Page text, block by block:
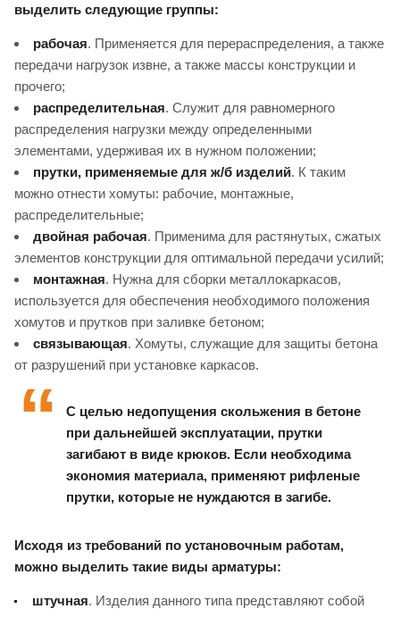
выделить следующие группы:
рабочая. Применяется для перераспределения, а также
передачи нагрузок извне, а также массы конструкции и
прочего;
распределительная. Служит для равномерного
распределения нагрузки между определенными
элементами, удерживая их в нужном положении;
прутки, применяемые для ж/б изделий. К таким
можно отнести хомуты: рабочие, монтажные,
распределительные;
двойная рабочая. Применима для растянутых, сжатых
элементов конструкции для оптимальной передачи усилий;
монтажная. Нужна для сборки металлокаркасов,
используется для обеспечения необходимого положения
хомутов и прутков при заливке бетоном;
связывающая. Хомуты, служащие для защиты бетона
от разрушений при установке каркасов.
С целью недопущения скольжения в бетоне
при дальнейшей эксплуатации, прутки
загибают в виде крюков. Если необходима
экономия материала, применяют рифленые
прутки, которые не нуждаются в загибе.
Исходя из требований по установочным работам,
можно выделить такие виды арматуры:
штучная. Изделия данного типа представляют собой